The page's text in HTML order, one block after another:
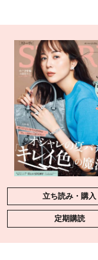
立ち読み・購入
定期購読